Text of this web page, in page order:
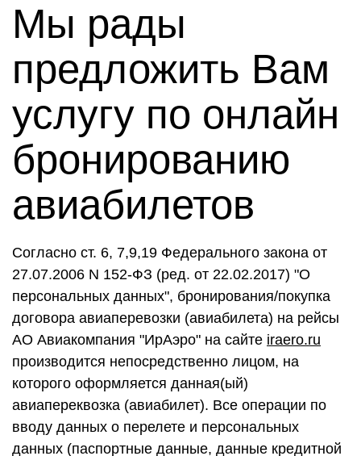
Мы рады
предложить Вам
услугу по онлайн
бронированию
авиабилетов
Согласно ст. 6, 7,9,19 Федерального закона от
27.07.2006 N 152-ФЗ (ред. от 22.02.2017) "О
персональных данных", бронирования/покупка
договора авиаперевозки (авиабилета) на рейсы
АО Авиакомпания "ИрАэро" на сайте iraero.ru
производится непосредственно лицом, на
которого оформляется данная(ый)
авиапереквозка (авиабилет). Все операции по
вводу данных о перелете и персональных
данных (паспортные данные, данные кредитной